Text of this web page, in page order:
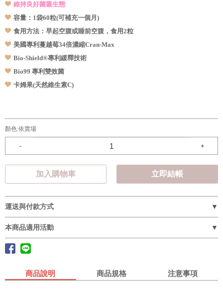
維持良好菌叢生態
容量：1袋60粒(可補充一個月)
食用方法：早起空腹或睡前空腹，食用2粒
美國專利蔓越莓34倍濃縮Cran-Max
Bio-Shield®專利緩釋技術
Bio99 專利雙效菌
卡姆果(天然維生素C)
顏色:依賣場
- +
加入購物車 立即結帳
運送與付款方式
本商品適用活動
商品說明 商品規格 注意事項